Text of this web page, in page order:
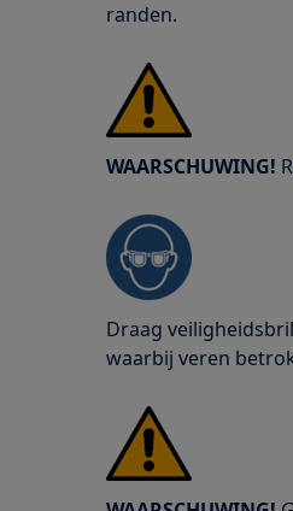
randen.
WAARSCHUWING!
Draag
waarbij veren